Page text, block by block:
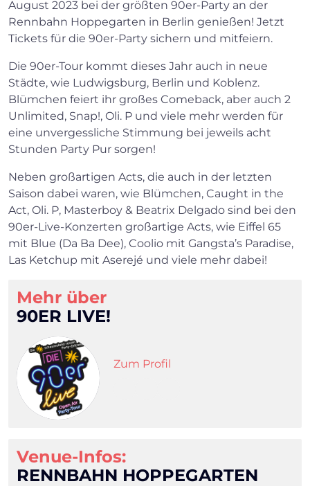
August 2023 bei der größten 90er-Party an der
Rennbahn Hoppegarten in Berlin genießen! Jetzt
Tickets für die 90er-Party sichern und mitfeiern.
Die 90er-Tour kommt dieses Jahr auch in neue
Städte, wie Ludwigsburg, Berlin und Koblenz.
Blümchen feiert ihr großes Comeback, aber auch 2
Unlimited, Snap!, Oli. P und viele mehr werden für
eine unvergessliche Stimmung bei jeweils acht
Stunden Party Pur sorgen!
Neben großartigen Acts, die auch in der letzten
Saison dabei waren, wie Blümchen, Caught in the
Act, Oli. P, Masterboy & Beatrix Delgado sind bei den
90er-Live-Konzerten großartige Acts, wie Eiffel 65
mit Blue (Da Ba Dee), Coolio mit Gangsta’s Paradise,
Las Ketchup mit Aserejé und viele mehr dabei!
Mehr über
90ER LIVE!
Zum Profil
Venue-Infos:
RENNBAHN HOPPEGARTEN